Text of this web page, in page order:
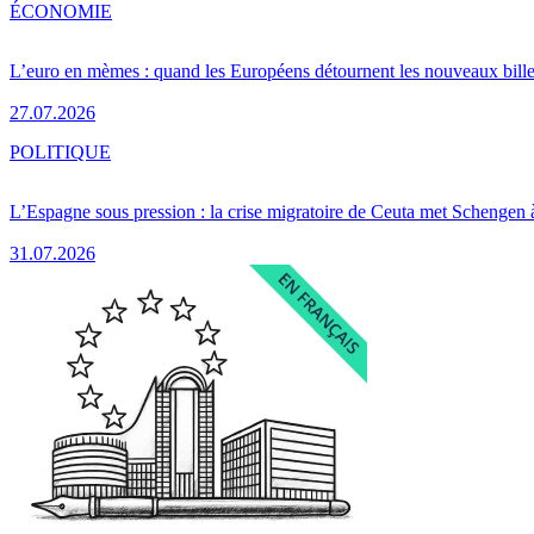
L’euro en mèmes : quand les Européens détournent les nouveaux
27.07.2026
ÉCONOMIE
L’Espagne sous pression : la crise migratoire de Ceuta met Schengen
31.07.2026
POLITIQUE